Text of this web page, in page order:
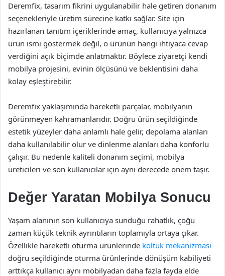
Deremfix, tasarım fikrini uygulanabilir hale getiren donanım
seçenekleriyle üretim sürecine katkı sağlar. Site için
hazırlanan tanıtım içeriklerinde amaç, kullanıcıya yalnızca
ürün ismi göstermek değil, o ürünün hangi ihtiyaca cevap
verdiğini açık biçimde anlatmaktır. Böylece ziyaretçi kendi
mobilya projesini, evinin ölçüsünü ve beklentisini daha
kolay eşleştirebilir.
Deremfix yaklaşımında hareketli parçalar, mobilyanın
görünmeyen kahramanlarıdır. Doğru ürün seçildiğinde
estetik yüzeyler daha anlamlı hale gelir, depolama alanları
daha kullanılabilir olur ve dinlenme alanları daha konforlu
çalışır. Bu nedenle kaliteli donanım seçimi, mobilya
üreticileri ve son kullanıcılar için aynı derecede önem taşır.
Değer Yaratan Mobilya Sonucu
Yaşam alanının son kullanıcıya sunduğu rahatlık, çoğu
zaman küçük teknik ayrıntıların toplamıyla ortaya çıkar.
Özellikle hareketli oturma ürünlerinde koltuk mekanizması
doğru seçildiğinde oturma ürünlerinde dönüşüm kabiliyeti
arttıkça kullanıcı aynı mobilyadan daha fazla fayda elde